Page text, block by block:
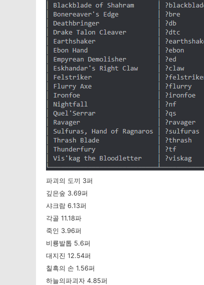
파괴의 도끼 3퍼
깊은숲 3.69퍼
샤크람 6.13퍼
각골 11.18파
죽인 3.96퍼
비룡발톱 5.6퍼
대지진 12.54퍼
칠흑의 손 1.56퍼
하늘의파괴자 4.85퍼